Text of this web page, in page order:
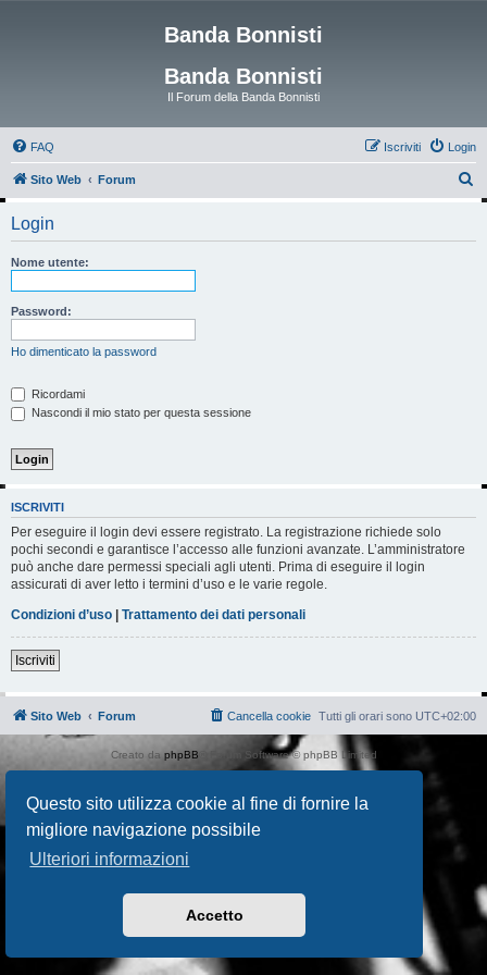
Questo sito utilizza cookie al fine di fornire la
migliore navigazione possibile
Ulteriori informazioni
Accetto
Banda Bonnisti
Banda Bonnisti
Il Forum della Banda Bonnisti
FAQ Login
Iscriviti
Sito Web Forum
Login
Nome utente:
Password:
Ho dimenticato la password
Ricordami
Nascondi il mio stato per questa sessione
ISCRIVITI
Per eseguire il login devi essere registrato. La registrazione richiede solo
pochi secondi e garantisce l’accesso alle funzioni avanzate. L’amministratore
può anche dare permessi speciali agli utenti. Prima di eseguire il login
assicurati di aver letto i termini d’uso e le varie regole.
Condizioni d’uso
Trattamento dei dati personali
Iscriviti
Sito Web Forum Tutti gli orari sono UTC+02:00
Cancella cookie
Creato da phpBB ® Forum Software © phpBB Limited
Traduzione ItalianaphpBB-Italia.it
Privacy |Condizioni